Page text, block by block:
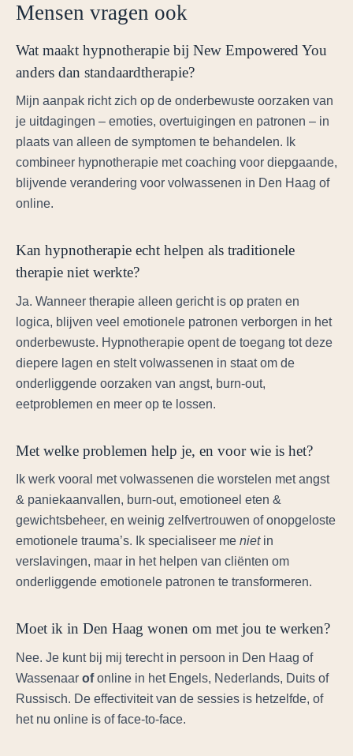
Mensen vragen ook
Wat maakt hypnotherapie bij New Empowered You
anders dan standaardtherapie?
Mijn aanpak richt zich op de onderbewuste oorzaken van
je uitdagingen – emoties, overtuigingen en patronen – in
plaats van alleen de symptomen te behandelen. Ik
combineer hypnotherapie met coaching voor diepgaande,
blijvende verandering voor volwassenen in Den Haag of
online.
Kan hypnotherapie echt helpen als traditionele
therapie niet werkte?
Ja. Wanneer therapie alleen gericht is op praten en
logica, blijven veel emotionele patronen verborgen in het
onderbewuste. Hypnotherapie opent de toegang tot deze
diepere lagen en stelt volwassenen in staat om de
onderliggende oorzaken van angst, burn-out,
eetproblemen en meer op te lossen.
Met welke problemen help je, en voor wie is het?
Ik werk vooral met volwassenen die worstelen met angst
& paniekaanvallen, burn-out, emotioneel eten &
gewichtsbeheer, en weinig zelfvertrouwen of onopgeloste
emotionele trauma’s. Ik specialiseer me nietin
verslavingen, maar in het helpen van cliënten om
onderliggende emotionele patronen te transformeren.
Moet ik in Den Haag wonen om met jou te werken?
Nee. Je kunt bij mij terecht in persoon in Den Haag of
Wassenaar ofonline in het Engels, Nederlands, Duits of
Russisch. De effectiviteit van de sessies is hetzelfde, of
het nu online is of face-to-face.